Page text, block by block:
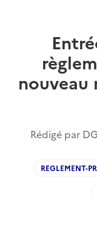
nouveau
Rédigé par
REGLEMENT-